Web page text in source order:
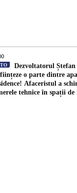
Dezvoltatorul Ștefan
o parte dintre
Afaceristul a
tehnice în spații